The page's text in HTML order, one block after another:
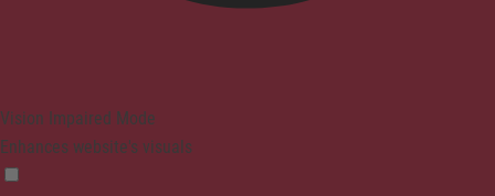
Vision Impaired Mode
Enhances website's visuals